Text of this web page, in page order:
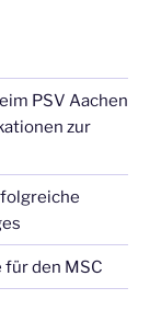
PSV Aachen
zur
den MSC